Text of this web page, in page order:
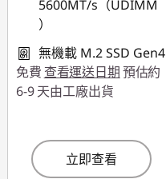
5600MT/s（UDIMM
）
無機載 M.2 SSD Gen4
免費 查看運送日期預估約
6-9 天由工廠出貨
立即查看